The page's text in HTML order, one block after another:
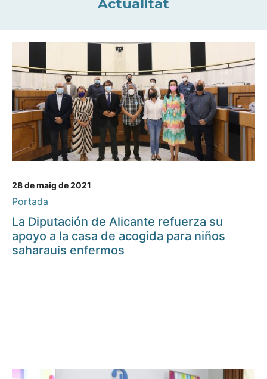
Actualitat
28 de maig de 2021
Portada
La Diputación de Alicante refuerza su
apoyo a la casa de acogida para niños
saharauis enfermos